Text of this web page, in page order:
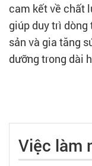
cam kết về chất
giúp duy trì
sản và gia tăng
dưỡng trong dài
Việc làm